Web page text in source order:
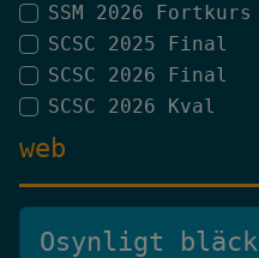
SSM 2026 Fortkurs
SCSC 2025 Final
SCSC 2026 Final
SCSC 2026 Kval
web
Osynligt bläck